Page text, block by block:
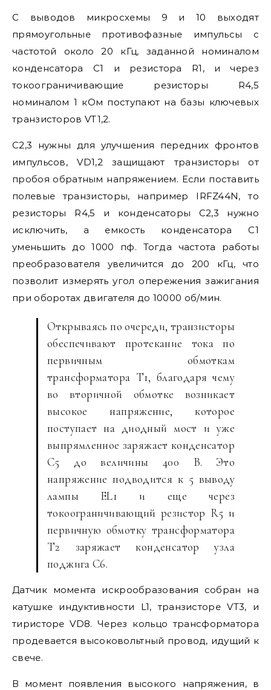
С выводов микросхемы 9 и 10 выходят
прямоугольные противофазные импульсы с
частотой около 20 кГц, заданной номиналом
конденсатора С1 и резистора R1, и через
токоограничивающие резисторы R4,5
номиналом 1 кОм поступают на базы ключевых
транзисторов VT1,2.
С2,3 нужны для улучшения передних фронтов
импульсов, VD1,2 защищают транзисторы от
пробоя обратным напряжением. Если поставить
полевые транзисторы, например IRFZ44N, то
резисторы R4,5 и конденсаторы С2,3 нужно
исключить, а емкость конденсатора С1
уменьшить до 1000 пф. Тогда частота работы
преобразователя увеличится до 200 кГц, что
позволит измерять угол опережения зажигания
при оборотах двигателя до 10000 об/мин.
Открываясь по очереди, транзисторы
обеспечивают протекание тока по
первичным обмоткам
трансформатора Т1, благодаря чему
во вторичной обмотке возникает
высокое напряжение, которое
поступает на диодный мост и уже
выпрямленное заряжает конденсатор
С5 до величины 400 В. Это
напряжение подводится к 5 выводу
лампы EL1 и еще через
токоограничивающий резистор R5 и
первичную обмотку трансформатора
Т2 заряжает конденсатор узла
поджига С6.
Датчик момента искрообразования собран на
катушке индуктивности L1, транзисторе VT3, и
тиристоре VD8. Через кольцо трансформатора
продевается высоковольтный провод, идущий к
свече.
В момент появления высокого напряжения, в